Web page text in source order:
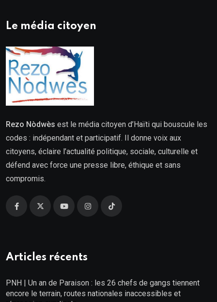
Le média citoyen
Rezo Nòdwès est le média citoyen d’Haïti qui bouscule les
codes : indépendant et participatif. Il donne voix aux
citoyens, éclaire l’actualité politique, sociale, culturelle et
défend avec force une presse libre, éthique et sans
compromis.
Articles récents
PNH | Un an de Paraison : les 26 chefs de gangs tiennent
encore le terrain, routes nationales inaccessibles et